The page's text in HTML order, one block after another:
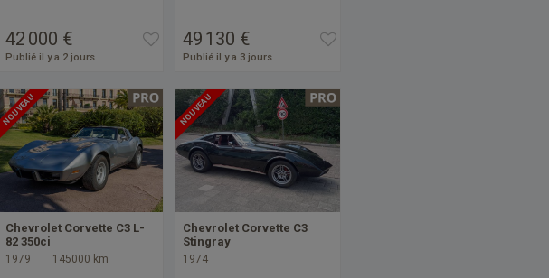
42 000 €
Publié il y a 2 jours
49 130 €
Publié il y a 3 jours
NOUVEAU
Chevrolet Corvette C3 L-
82 350ci
1979 145000 km
NOUVEAU
Chevrolet Corvette C3
Stingray
1974